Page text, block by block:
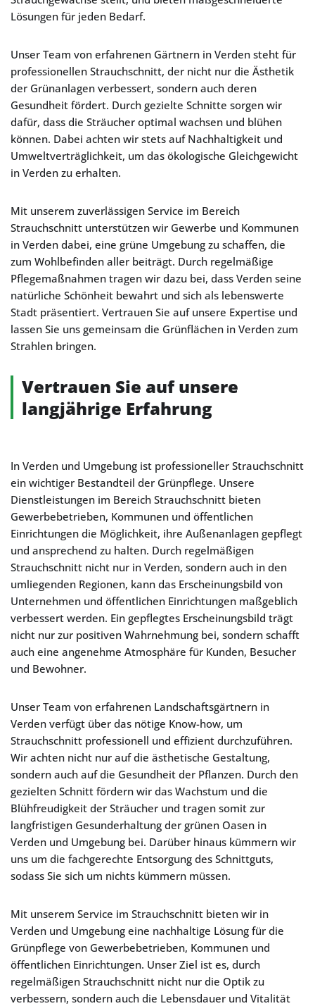
Lösungen für jeden Bedarf.
Unser Team von erfahrenen Gärtnern in Verden steht für
professionellen Strauchschnitt, der nicht nur die Ästhetik
der Grünanlagen verbessert, sondern auch deren
Gesundheit fördert. Durch gezielte Schnitte sorgen wir
dafür, dass die Sträucher optimal wachsen und blühen
können. Dabei achten wir stets auf Nachhaltigkeit und
Umweltverträglichkeit, um das ökologische Gleichgewicht
in Verden zu erhalten.
Mit unserem zuverlässigen Service im Bereich
Strauchschnitt unterstützen wir Gewerbe und Kommunen
in Verden dabei, eine grüne Umgebung zu schaffen, die
zum Wohlbefinden aller beiträgt. Durch regelmäßige
Pflegemaßnahmen tragen wir dazu bei, dass Verden seine
natürliche Schönheit bewahrt und sich als lebenswerte
Stadt präsentiert. Vertrauen Sie auf unsere Expertise und
lassen Sie uns gemeinsam die Grünflächen in Verden zum
Strahlen bringen.
Vertrauen Sie auf unsere
langjährige Erfahrung
In Verden und Umgebung ist professioneller Strauchschnitt
ein wichtiger Bestandteil der Grünpflege. Unsere
Dienstleistungen im Bereich Strauchschnitt bieten
Gewerbebetrieben, Kommunen und öffentlichen
Einrichtungen die Möglichkeit, ihre Außenanlagen gepflegt
und ansprechend zu halten. Durch regelmäßigen
Strauchschnitt nicht nur in Verden, sondern auch in den
umliegenden Regionen, kann das Erscheinungsbild von
Unternehmen und öffentlichen Einrichtungen maßgeblich
verbessert werden. Ein gepflegtes Erscheinungsbild trägt
nicht nur zur positiven Wahrnehmung bei, sondern schafft
auch eine angenehme Atmosphäre für Kunden, Besucher
und Bewohner.
Unser Team von erfahrenen Landschaftsgärtnern in
Verden verfügt über das nötige Know-how, um
Strauchschnitt professionell und effizient durchzuführen.
Wir achten nicht nur auf die ästhetische Gestaltung,
sondern auch auf die Gesundheit der Pflanzen. Durch den
gezielten Schnitt fördern wir das Wachstum und die
Blühfreudigkeit der Sträucher und tragen somit zur
langfristigen Gesunderhaltung der grünen Oasen in
Verden und Umgebung bei. Darüber hinaus kümmern wir
uns um die fachgerechte Entsorgung des Schnittguts,
sodass Sie sich um nichts kümmern müssen.
Mit unserem Service im Strauchschnitt bieten wir in
Verden und Umgebung eine nachhaltige Lösung für die
Grünpflege von Gewerbebetrieben, Kommunen und
öffentlichen Einrichtungen. Unser Ziel ist es, durch
regelmäßigen Strauchschnitt nicht nur die Optik zu
verbessern, sondern auch die Lebensdauer und Vitalität